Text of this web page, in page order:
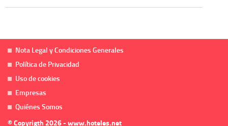
Nota Legal y Condiciones Generales
Política de Privacidad
Uso de cookies
Empresas
Quiénes Somos
© Copyrigth 2026 - www.hoteles.net